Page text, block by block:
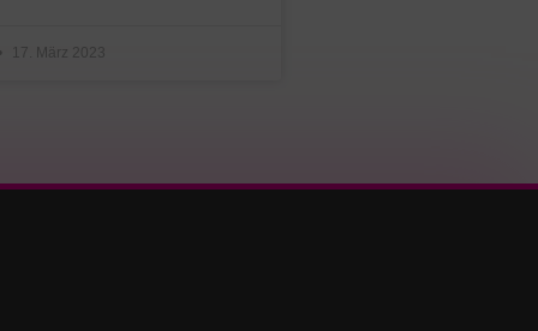
17. März 2023